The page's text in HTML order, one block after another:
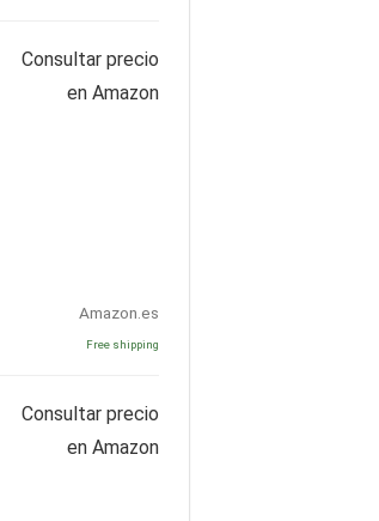
Consultar precio
en Amazon
Amazon.es
Free shipping
Consultar precio
en Amazon